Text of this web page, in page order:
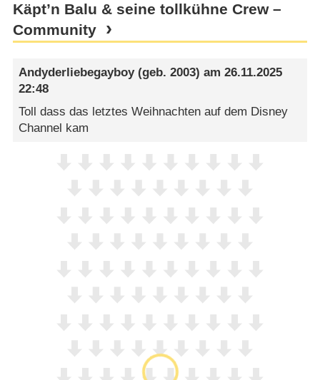
Käpt’n Balu & seine tollkühne Crew –
Community
Andyderliebegayboy(geb. 2003) am26.11.2025
22:48
Toll dass das letztes Weihnachten auf dem Disney
Channel kam